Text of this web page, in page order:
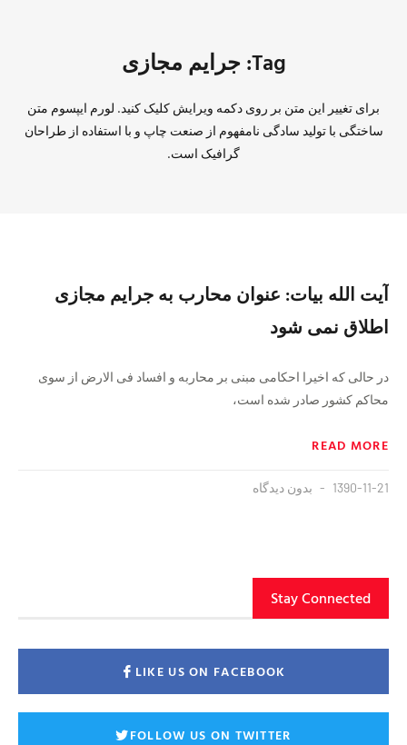
Tag: جرایم مجازی
برای تغییر این متن بر روی دکمه ویرایش کلیک کنید. لورم ایپسوم متن
ساختگی با تولید سادگی نامفهوم از صنعت چاپ و با استفاده از طراحان
گرافیک است.
آیت الله بیات: عنوان محارب به جرایم مجازی
اطلاق نمی شود
در حالی که اخیرا احکامی مبنی بر محاربه و افساد فی الارض از سوی
محاکم کشور صادر شده است،
READ MORE
1390-11-21 بدون دیدگاه
Stay Connected
LIKE US ON FACEBOOK
FOLLOW US ON TWITTER